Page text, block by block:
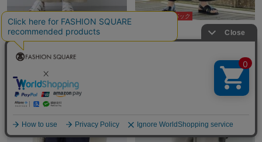
¥18,920
10％ポイントバック